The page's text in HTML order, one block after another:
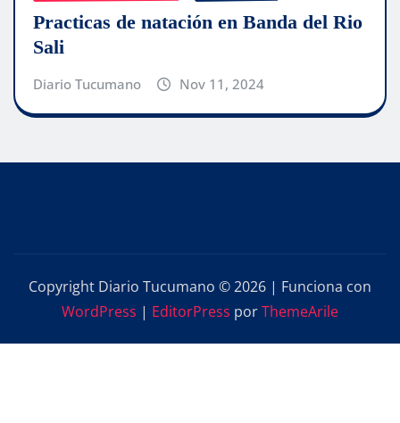
Practicas de natación en Banda del Rio
Sali
Diario Tucumano Nov 11, 2024
Copyright Diario Tucumano © 2026 | Funciona con
WordPress | EditorPress porThemeArile